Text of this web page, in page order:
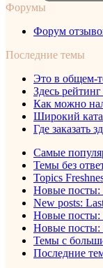
Форумы
Форум
Последние темы
Это в общем-
Здесь
Как можно
Широкий
Где заказать
Самые
Темы без
Topics
Новые посты:
New posts:
Новые посты:
Новые посты:
Темы с
Последние